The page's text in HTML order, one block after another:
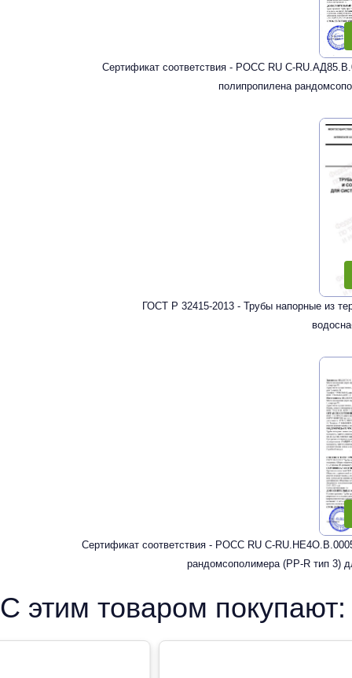
Сертификат соответствия - РОСС RU С-
полипропилена
ГОСТ Р 32415-2013 - Трубы напорные из
Сертификат соответствия - РОСС RU C-
рандомсополимера (PP-R тип 3)
С этим товаром покупают: